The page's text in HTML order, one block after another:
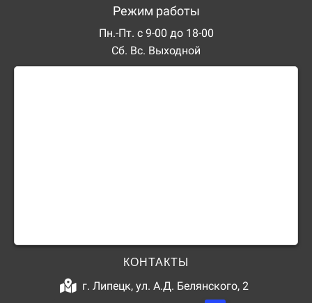
Режим работы
Пн.-Пт. с 9-00 до 18-00
Сб. Вс. Выходной
КОНТАКТЫ
г. Липецк, ул. А.Д. Белянского, 2